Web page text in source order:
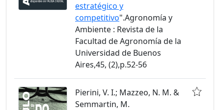
estratégico y
competitivo".Agronomía y
Ambiente : Revista de la
Facultad de Agronomía de la
Universidad de Buenos
Aires,45, (2),p.52-56
Pierini, V. I.; Mazzeo, N. M. &
Semmartin, M.